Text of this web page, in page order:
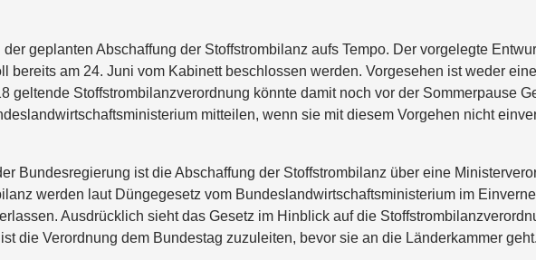
geplanten Abschaffung der Stoffstrombilanz aufs Tempo. Der vorgelegte
bereits am 24. Juni vom Kabinett beschlossen werden. Vorgesehen ist weder
geltende Stoffstrombilanzverordnung könnte damit noch vor der Sommerpause
mitteilen, wenn sie mit diesem Vorgehen nicht
Bundesregierung ist die Abschaffung der Stoffstrombilanz über eine
werden laut Düngegesetz vom Bundeslandwirtschaftsministerium im
Ausdrücklich sieht das Gesetz im Hinblick auf die
die Verordnung dem Bundestag zuzuleiten, bevor sie an die Länderkammer geht.